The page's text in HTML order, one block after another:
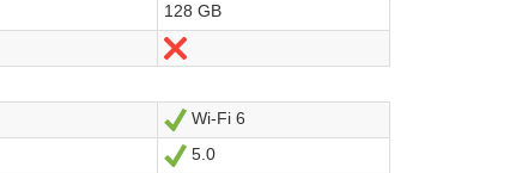
128 GB
Sí
Wi-Fi 6
Sí
5.0